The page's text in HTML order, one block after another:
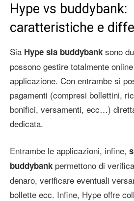
Hype vs buddybank:
caratteristiche e
Sia Hype sia buddybank sono
possono gestire totalmente
applicazione. Con entrambe si
pagamenti (compresi bollettini,
bonifici, versamenti, ecc…)
dedicata.
Entrambe le applicazioni, infine,
buddybank permettono di
denaro, verificare eventuali
bollette ecc. Infine, Hype offre